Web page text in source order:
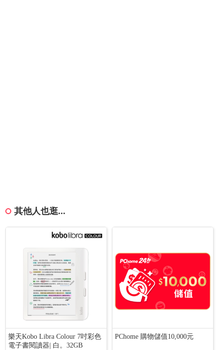
其他人也逛...
樂天Kobo Libra Colour 7吋彩色
電子書閱讀器| 白。32GB
PChome 購物儲值10,000元